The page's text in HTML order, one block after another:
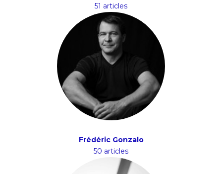
51 articles
Frédéric Gonzalo
50 articles